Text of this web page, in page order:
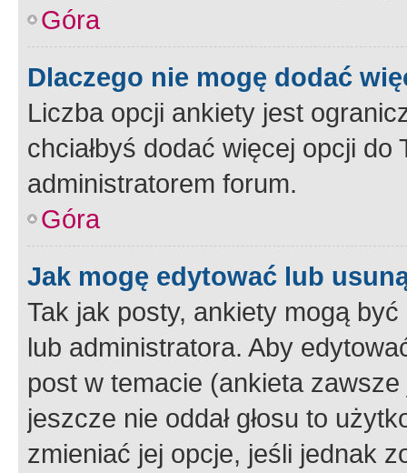
Góra
Dlaczego nie mogę dodać
Liczba opcji ankiety jest
chciałbyś dodać więcej opcji
administratorem forum.
Góra
Jak mogę edytować lub
Tak jak posty, ankiety mogą
lub administratora. Aby
post w temacie (ankieta
jeszcze nie oddał głosu to
zmieniać jej opcje, jeśli jednak